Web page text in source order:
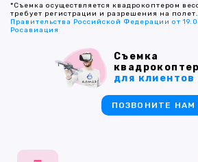
*Съемка осуществляется квадрокоптером
требует регистрации и разрешения на полет.
Правительства Российской Федерации от
Росавиация
Съемка
для клиентов
ПОЗВОНИТЕ НАМ